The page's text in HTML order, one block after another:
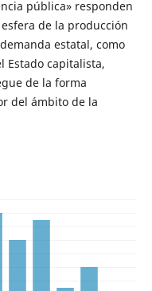
pública» responden
de la producción
estatal, como
Estado capitalista,
de la forma
del ámbito de la